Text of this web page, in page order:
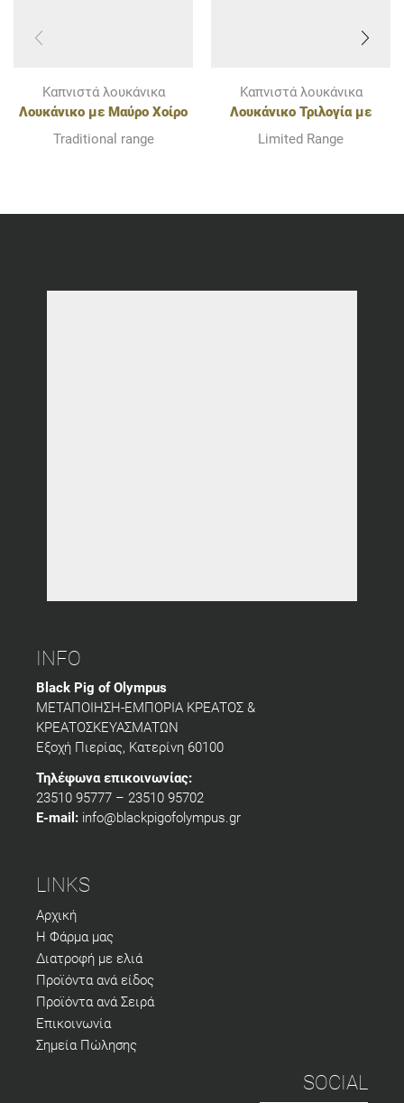
Καπνιστά λουκάνικα
Λουκάνικο με Μαύρο Χοίρο
Ολύμπου & Γραβιέρα
Traditional range
Καπνιστά λουκάνικα
Λουκάνικο Τριλογία με
Μαύρο Χοίρο Ολύμπου,
Limited Range
INFO
Black Pig of Olympus
ΜΕΤΑΠΟΙΗΣΗ-ΕΜΠΟΡΙΑ ΚΡΕΑΤΟΣ &
ΚΡΕΑΤΟΣΚΕΥΑΣΜΑΤΩΝ
Εξοχή Πιερίας, Κατερίνη 60100
Τηλέφωνα επικοινωνίας:
23510 95777 – 23510 95702
E-mail: info@blackpigofolympus.gr
LINKS
Αρχική
Η Φάρμα μας
Διατροφή με ελιά
Προϊόντα ανά είδος
Προϊόντα ανά Σειρά
Επικοινωνία
Σημεία Πώλησης
SOCIAL